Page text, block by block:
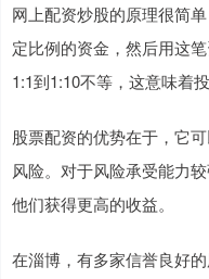
网上配资炒股的原理很简
定比例的资金，然后用这
1:1到1:10不等，这意味着
股票配资的优势在于，它
风险。对于风险承受能力
他们获得更高的收益。
在淄博，有多家信誉良好